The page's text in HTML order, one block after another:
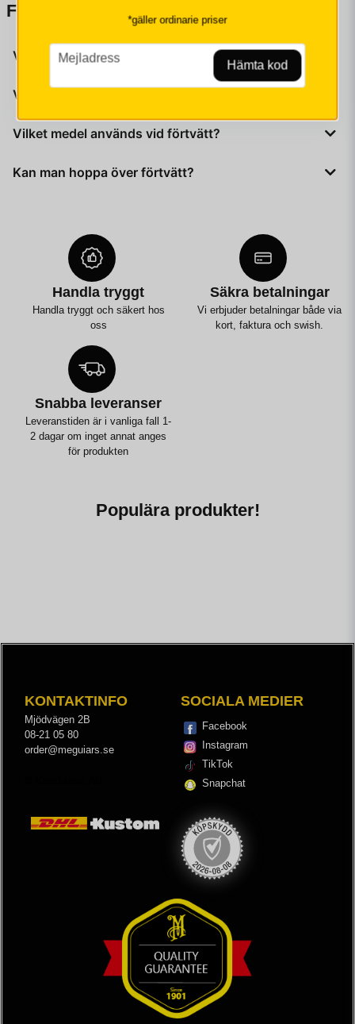
Frågor och svar kring förtvätt
Vad är förtvätt inom bilvård?
Det första steget i tvätten som löser upp smuts innan
Varför är förtvätt viktigt?
För att minska risken för repor och få en renare yta inför
handtvätt.
Vilket medel används vid förtvätt?
Kan man hoppa över förtvätt?
Handla tryggt
Handla tryggt och säkert hos
oss
Snabba leveranser
Leveranstiden är i vanliga fall 1-
2 dagar om inget annat anges
för produkten
Säkra betalningar
Vi erbjuder betalningar både via
kort, faktura och swish.
Populära produkter!
*gäller ordinarie priser
email
Mejladress
Hämta kod
KONTAKTINFO
Mjödvägen 2B
08-21 05 80
order@meguiars.se
SOCIALA MEDIER
Facebook
Instagram
TikTok
Snapchat